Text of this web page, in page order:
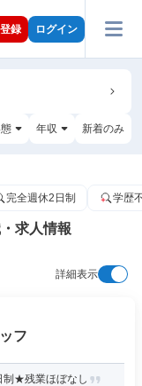
録 ログイン
年収 新着のみ
完全週休2日制 学歴
求人情報
詳細表示
フ
★残業ほぼなし